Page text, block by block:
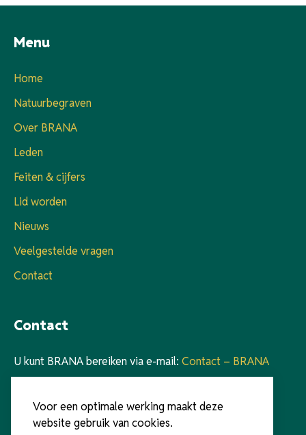
Voor een optimale werking maakt deze
website gebruik van cookies.
Menu
Home
Natuurbegraven
Over BRANA
Leden
Feiten & cijfers
Lid worden
Nieuws
Veelgestelde vragen
Contact
Contact
U kunt BRANA bereiken via e-mail: Contact – BRANA
Voor telefonisch contact verwijzen we naar onze
voorzitter Walter Kooy:Walter Kooy – BRANA